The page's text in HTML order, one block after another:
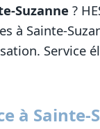
Suzanne ?
à Sainte-
Service
à Sainte-